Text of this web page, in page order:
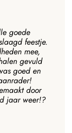
goede
feestje.
mee,
gevuld
goed en
door
jaar weer!?